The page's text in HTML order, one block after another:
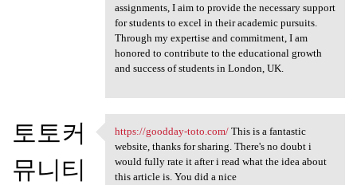
assignments, I aim to provide the necessary support
for students to excel in their academic pursuits.
Through my expertise and commitment, I am
honored to contribute to the educational growth
and success of students in London, UK.
토토커
뮤니티
https://goodday-toto.com/
https://goodday-toto.com/This is a fantastic
website, thanks for sharing. There's no doubt i
would fully rate it after i read what the idea about
this article is. You did a nice